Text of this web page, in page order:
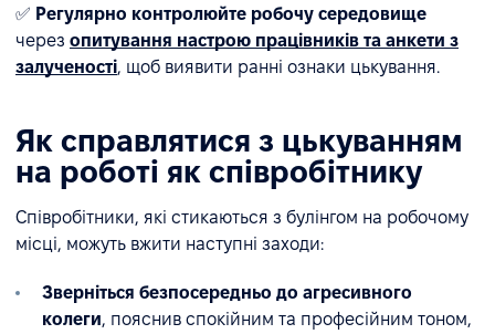
✅ Регулярно контролюйте робочу середовище
через опитування настрою працівників та анкети з
залученості, щоб виявити ранні ознаки цькування.
Як справлятися з цькуванням
на роботі як співробітнику
Співробітники, які стикаються з булінгом на робочому
місці, можуть вжити наступні заходи:
Зверніться безпосередньо до агресивного
колеги, пояснив спокійним та професійним тоном,